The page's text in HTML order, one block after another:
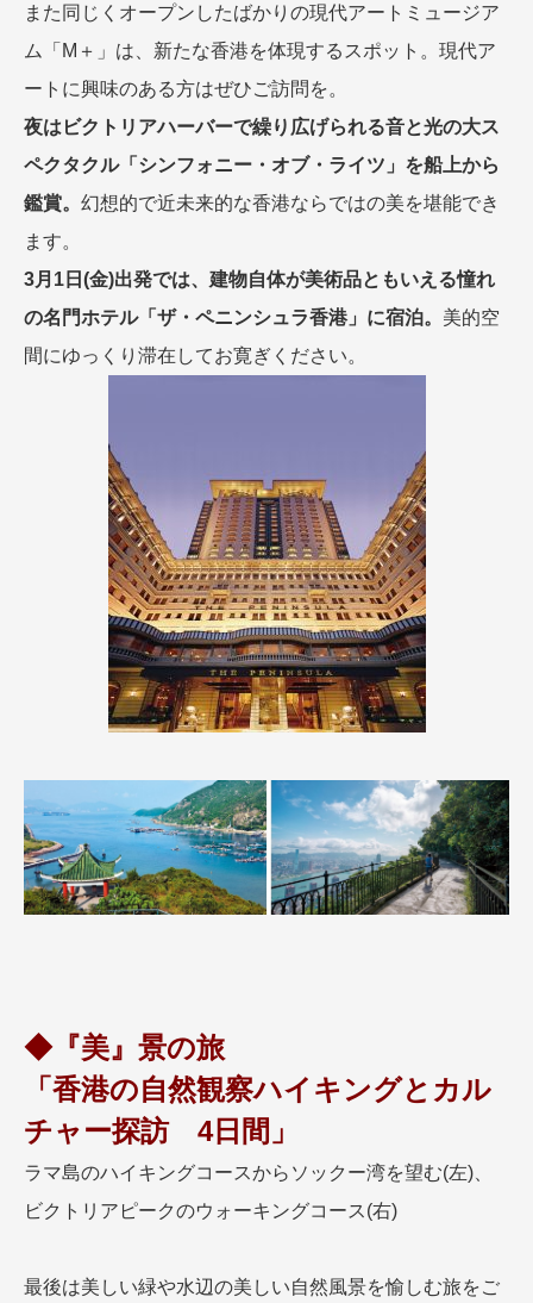
また同じくオープンしたばかりの現代アートミュージア
ム「M＋」は、新たな香港を体現するスポット。現代ア
ートに興味のある方はぜひご訪問を。
夜はビクトリアハーバーで繰り広げられる音と光の大ス
ペクタクル「シンフォニー・オブ・ライツ」を船上から
鑑賞。 幻想的で近未来的な香港ならではの美を堪能でき
ます。
3月1日(金)出発では、建物自体が美術品ともいえる憧れ
の名門ホテル「ザ・ペニンシュラ香港」に宿泊。 美的空
間にゆっくり滞在してお寛ぎください。
◆『美』景の旅
「香港の自然観察ハイキングとカル
チャー探訪 4日間」
ラマ島のハイキングコースからソックー湾を望む(左)、
ビクトリアピークのウォーキングコース(右)
最後は美しい緑や水辺の美しい自然風景を愉しむ旅をご